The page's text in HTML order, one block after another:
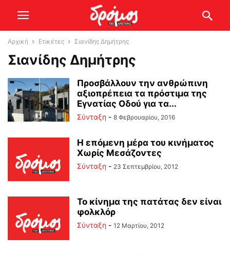
Αρχική Ετικέτες Σιανίδης Δημήτρης
Σιανίδης Δημήτρης
Προσβάλλουν την ανθρώπινη
αξιοπρέπεια τα πρόστιμα της
Εγνατίας Οδού για τα...
Σύνταξη - 8 Φεβρουαρίου, 2016
Η επόμενη μέρα του κινήματος
Χωρίς Μεσάζοντες
Σύνταξη - 23 Σεπτεμβρίου, 2012
Το κίνημα της πατάτας δεν είναι
φολκλόρ
Σύνταξη - 12 Μαρτίου, 2012